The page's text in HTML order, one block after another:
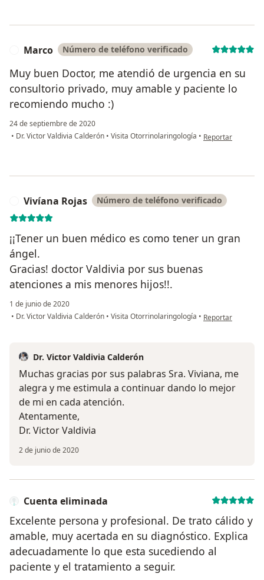
Marco Número de teléfono verificado
Muy buen Doctor, me atendió de urgencia en su
consultorio privado, muy amable y paciente lo
recomiendo mucho :)
24 de septiembre de 2020
• Dr. Victor Valdivia Calderón • Visita Otorrinolaringología • en opinión del
Reportar
Vivíana Rojas Número de teléfono verificado
¡¡Tener un buen médico es como tener un gran
ángel.
Gracias! doctor Valdivia por sus buenas
atenciones a mis menores hijos!!.
1 de junio de 2020
• Dr. Victor Valdivia Calderón • Visita Otorrinolaringología • en opinión del
Reportar
Dr. Victor Valdivia Calderón
Muchas gracias por sus palabras Sra. Viviana, me
alegra y me estimula a continuar dando lo mejor
de mi en cada atención.
Atentamente,
Dr. Victor Valdivia
2 de junio de 2020
Cuenta eliminada
Excelente persona y profesional. De trato cálido y
amable, muy acertada en su diagnóstico. Explica
adecuadamente lo que esta sucediendo al
paciente y el tratamiento a seguir.